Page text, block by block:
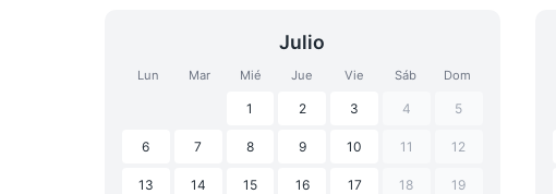
Julio
Lun Mar Mié Jue Vie Sáb Dom
1 2 3 4 5
6 7 8 9 10 11 12
13 14 15 16 17 18 19